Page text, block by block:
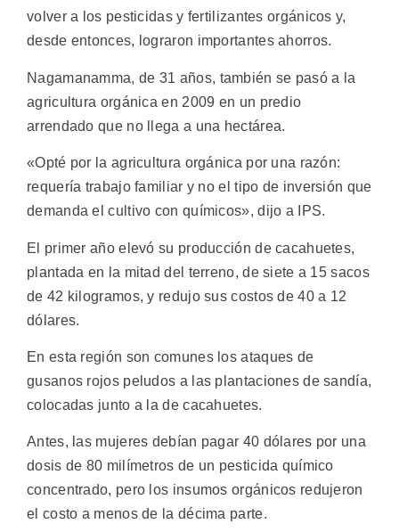
volver a los pesticidas y fertilizantes orgánicos y,
desde entonces, lograron importantes ahorros.
Nagamanamma, de 31 años, también se pasó a la
agricultura orgánica en 2009 en un predio
arrendado que no llega a una hectárea.
«Opté por la agricultura orgánica por una razón:
requería trabajo familiar y no el tipo de inversión que
demanda el cultivo con químicos», dijo a IPS.
El primer año elevó su producción de cacahuetes,
plantada en la mitad del terreno, de siete a 15 sacos
de 42 kilogramos, y redujo sus costos de 40 a 12
dólares.
En esta región son comunes los ataques de
gusanos rojos peludos a las plantaciones de sandía,
colocadas junto a la de cacahuetes.
Antes, las mujeres debían pagar 40 dólares por una
dosis de 80 milímetros de un pesticida químico
concentrado, pero los insumos orgánicos redujeron
el costo a menos de la décima parte.